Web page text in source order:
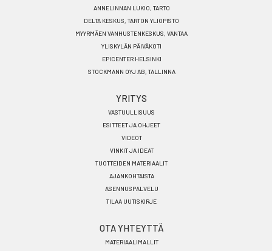
ANNELINNAN LUKIO, TARTO
DELTA KESKUS, TARTON YLIOPISTO
MYYRMÄEN VANHUSTENKESKUS, VANTAA
YLISKYLÄN PÄIVÄKOTI
EPICENTER HELSINKI
STOCKMANN OYJ AB, TALLINNA
YRITYS
VASTUULLISUUS
ESITTEET JA OHJEET
VIDEOT
VINKIT JA IDEAT
TUOTTEIDEN MATERIAALIT
AJANKOHTAISTA
ASENNUSPALVELU
TILAA UUTISKIRJE
OTA YHTEYTTÄ
MATERIAALIMALLIT